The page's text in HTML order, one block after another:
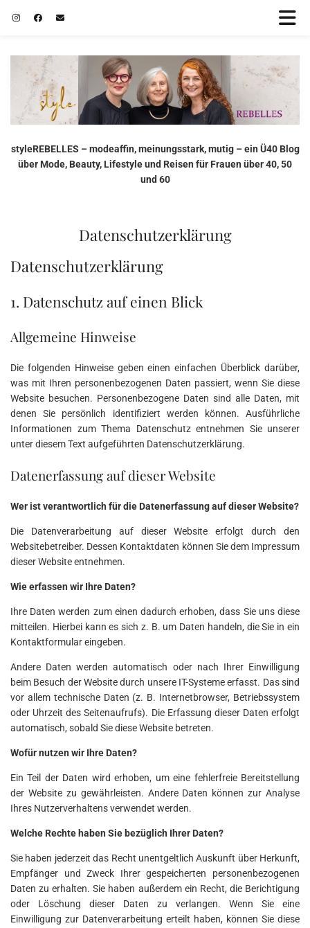
styleREBELLES – modeaffin, meinungsstark, mutig – ein Ü40 Blog
über Mode, Beauty, Lifestyle und Reisen für Frauen über 40, 50
und 60
Datenschutzerklärung
Datenschutzerklärung
1. Datenschutz auf einen Blick
Allgemeine Hinweise
Die folgenden Hinweise geben einen einfachen Überblick darüber,
was mit Ihren personenbezogenen Daten passiert, wenn Sie diese
Website besuchen. Personenbezogene Daten sind alle Daten, mit
denen Sie persönlich identifiziert werden können. Ausführliche
Informationen zum Thema Datenschutz entnehmen Sie unserer
unter diesem Text aufgeführten Datenschutzerklärung.
Datenerfassung auf dieser Website
Wer ist verantwortlich für die Datenerfassung auf dieser Website?
Die Datenverarbeitung auf dieser Website erfolgt durch den
Websitebetreiber. Dessen Kontaktdaten können Sie dem Impressum
dieser Website entnehmen.
Wie erfassen wir Ihre Daten?
Ihre Daten werden zum einen dadurch erhoben, dass Sie uns diese
mitteilen. Hierbei kann es sich z. B. um Daten handeln, die Sie in ein
Kontaktformular eingeben.
Andere Daten werden automatisch oder nach Ihrer Einwilligung
beim Besuch der Website durch unsere IT-Systeme erfasst. Das sind
vor allem technische Daten (z. B. Internetbrowser, Betriebssystem
oder Uhrzeit des Seitenaufrufs). Die Erfassung dieser Daten erfolgt
automatisch, sobald Sie diese Website betreten.
Wofür nutzen wir Ihre Daten?
Ein Teil der Daten wird erhoben, um eine fehlerfreie Bereitstellung
der Website zu gewährleisten. Andere Daten können zur Analyse
Ihres Nutzerverhaltens verwendet werden.
Welche Rechte haben Sie bezüglich Ihrer Daten?
Sie haben jederzeit das Recht unentgeltlich Auskunft über Herkunft,
Empfänger und Zweck Ihrer gespeicherten personenbezogenen
Daten zu erhalten. Sie haben außerdem ein Recht, die Berichtigung
oder Löschung dieser Daten zu verlangen. Wenn Sie eine
Einwilligung zur Datenverarbeitung erteilt haben, können Sie diese